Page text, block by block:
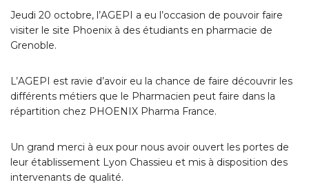
Jeudi 20 octobre, l’AGEPI a eu l’occasion de pouvoir faire
visiter le site Phoenix à des étudiants en pharmacie de
Grenoble.
L’AGEPI est ravie d’avoir eu la chance de faire découvrir les
différents métiers que le Pharmacien peut faire dans la
répartition chez PHOENIX Pharma France.
Un grand merci à eux pour nous avoir ouvert les portes de
leur établissement Lyon Chassieu et mis à disposition des
intervenants de qualité.